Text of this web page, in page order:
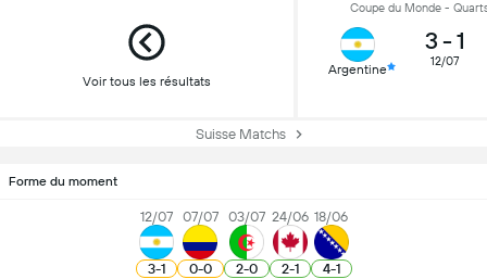
Voir tous les résultats
Coupe du Monde -
Argentine
3 - 1
12/07
Suisse Matchs
Forme du moment
12/07
3-1
07/07
0-0
03/07
2-0
24/06
2-1
18/06
4-1